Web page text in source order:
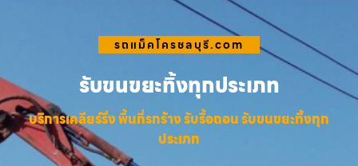
รถแม็คโครชลบุรี.com
รับขนขยะทิ้งทุกประเภท
บริการเคลียร์ริ่ง พื้นที่รกร้าง รับรื้อถอน รับขนขยะทิ้งทุก
ประเภท